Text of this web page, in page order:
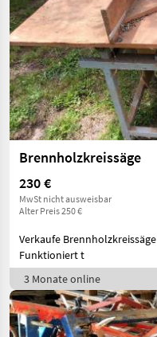
Brennholzkreissäge
230 €
MwSt nicht ausweisbar
Alter Preis 250 €
Verkaufe
Funktioniert t
3 Monate online